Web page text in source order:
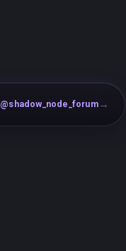
@shadow_node_forum→